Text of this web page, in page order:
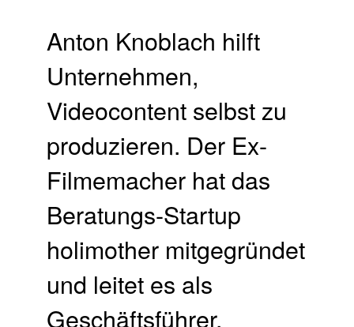
Anton Knoblach hilft
Unternehmen,
Videocontent selbst zu
produzieren. Der Ex-
Filmemacher hat das
Beratungs-Startup
holimother mitgegründet
und leitet es als
Geschäftsführer.